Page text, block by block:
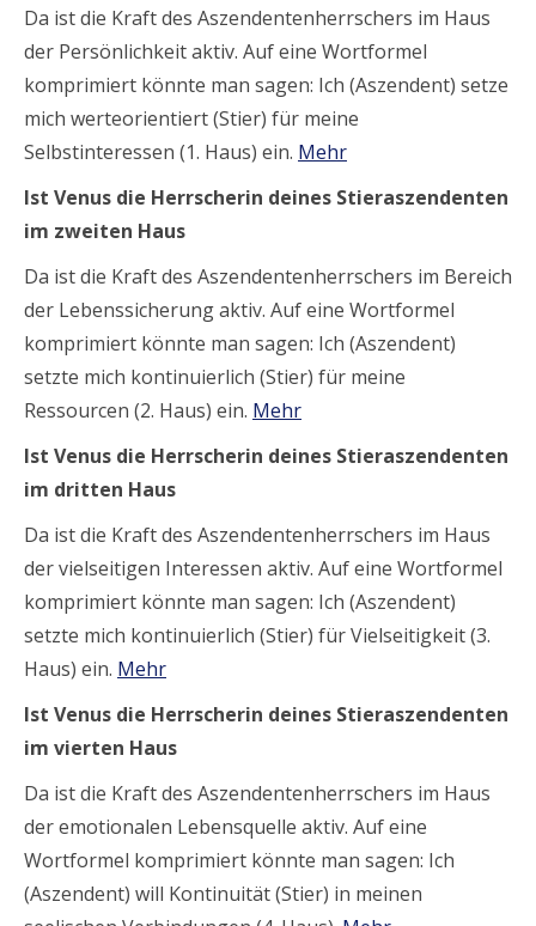
Da ist die Kraft des Aszendentenherrschers im Haus
der Persönlichkeit aktiv. Auf eine Wortformel
komprimiert könnte man sagen: Ich (Aszendent) setze
mich werteorientiert (Stier) für meine
Selbstinteressen (1. Haus) ein. Mehr
Ist Venus die Herrscherin deines Stieraszendenten
im zweiten Haus
Da ist die Kraft des Aszendentenherrschers im Bereich
der Lebenssicherung aktiv. Auf eine Wortformel
komprimiert könnte man sagen: Ich (Aszendent)
setzte mich kontinuierlich (Stier) für meine
Ressourcen (2. Haus) ein. Mehr
Ist Venus die Herrscherin deines Stieraszendenten
im dritten Haus
Da ist die Kraft des Aszendentenherrschers im Haus
der vielseitigen Interessen aktiv. Auf eine Wortformel
komprimiert könnte man sagen: Ich (Aszendent)
setzte mich kontinuierlich (Stier) für Vielseitigkeit (3.
Haus) ein. Mehr
Ist Venus die Herrscherin deines Stieraszendenten
im vierten Haus
Da ist die Kraft des Aszendentenherrschers im Haus
der emotionalen Lebensquelle aktiv. Auf eine
Wortformel komprimiert könnte man sagen: Ich
(Aszendent) will Kontinuität (Stier) in meinen